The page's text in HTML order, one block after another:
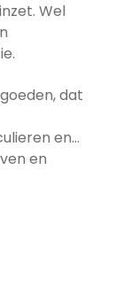
Wel
dat
en…
en